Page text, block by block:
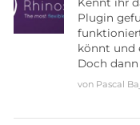
Plugin
könnt und
Doch
von Pascal